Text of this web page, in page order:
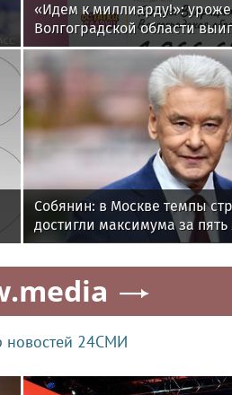
«Идем к миллиарду!»:
Волгоградской области
«Столото» более 1 млн
Собянин: в Москве темпы
достигли максимума за пять
новостей 24СМИ